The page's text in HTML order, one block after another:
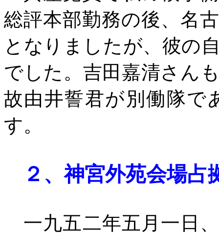
総評本部勤務の後、名
となりましたが、彼の
でした。吉田嘉清さん
故由井誓君が別働隊で
す。
２、神宮外苑会場占
一九五二年五月一日